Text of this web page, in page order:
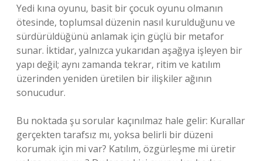
Yedi kına oyunu, basit bir çocuk oyunu olmanın
ötesinde, toplumsal düzenin nasıl kurulduğunu ve
sürdürüldüğünü anlamak için güçlü bir metafor
sunar. İktidar, yalnızca yukarıdan aşağıya işleyen bir
yapı değil; aynı zamanda tekrar, ritim ve katılım
üzerinden yeniden üretilen bir ilişkiler ağının
sonucudur.
Bu noktada şu sorular kaçınılmaz hale gelir: Kurallar
gerçekten tarafsız mı, yoksa belirli bir düzeni
korumak için mi var? Katılım, özgürleşme mi üretir